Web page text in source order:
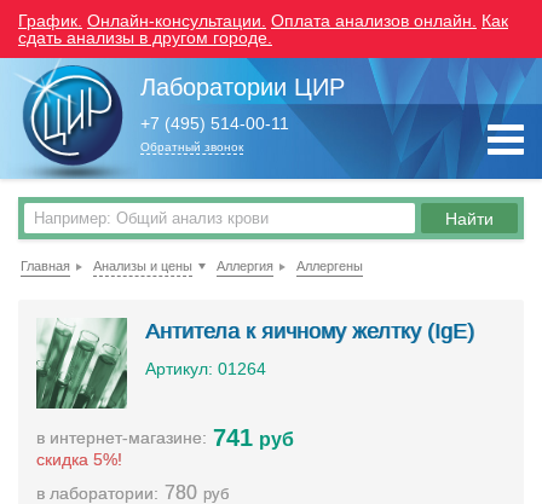
График. Онлайн-консультации. Оплата анализов онлайн.
Как
сдать анализы в другом городе.
Лаборатории ЦИР
+7 (495) 514-00-11
Обратный звонок
Главная Анализы и цены Аллергия Аллергены
Антитела к яичному желтку (IgE)
Артикул: 01264
в интернет-магазине:
скидка 5%!
741 руб
в лаборатории: 780 руб